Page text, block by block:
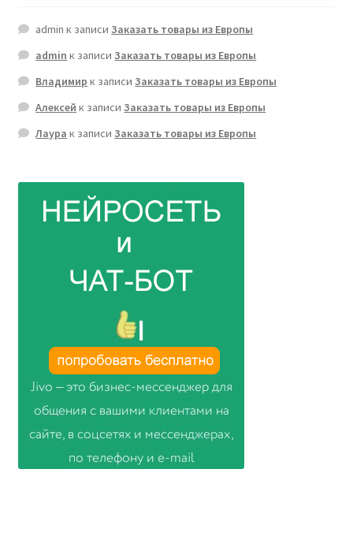
admin к записиЗаказать товары из Европы
admin к записиЗаказать товары из Европы
Владимир к записиЗаказать товары из Европы
Алексей к записиЗаказать товары из Европы
Лаура к записиЗаказать товары из Европы